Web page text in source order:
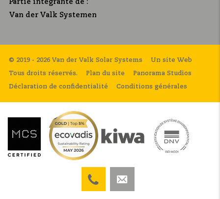
Partie intégrante de :
Van der Valk Systemen
© 2019 - 2026 Van der Valk Solar Systems
Tous droits réservés. Plan du site
Déclaration de confidentialité Conditions générales
Un site Web
Panorama Studios